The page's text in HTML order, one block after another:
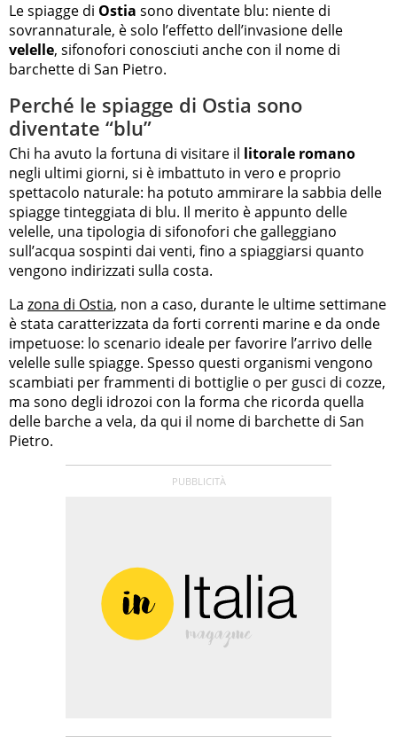
Le spiagge di Ostia sono diventate blu: niente di
sovrannaturale, è solo l’effetto dell’invasione delle
velelle, sifonofori conosciuti anche con il nome di
barchette di San Pietro.
Perché le spiagge di Ostia sono
diventate “blu”
Chi ha avuto la fortuna di visitare il litorale romano
negli ultimi giorni, si è imbattuto in vero e proprio
spettacolo naturale: ha potuto ammirare la sabbia delle
spiagge tinteggiata di blu. Il merito è appunto delle
velelle, una tipologia di sifonofori che galleggiano
sull’acqua sospinti dai venti, fino a spiaggiarsi quanto
vengono indirizzati sulla costa.
La zona di Ostia, non a caso, durante le ultime settimane
è stata caratterizzata da forti correnti marine e da onde
impetuose: lo scenario ideale per favorire l’arrivo delle
velelle sulle spiagge. Spesso questi organismi vengono
scambiati per frammenti di bottiglie o per gusci di cozze,
ma sono degli idrozoi con la forma che ricorda quella
delle barche a vela, da qui il nome di barchette di San
Pietro.